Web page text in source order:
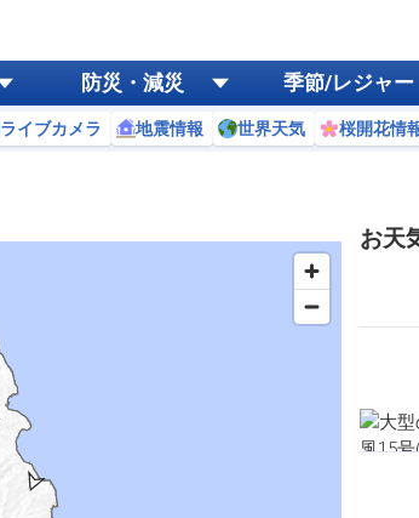
防災・減災 季節/レジャー
ライブカメラ 地震情報 世界天気 桜開花情
お天